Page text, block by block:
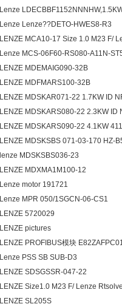
Lenze
Lenze Lenze??DETO-HWES8-R3
LENZE MCA10-17 Size 1.0 M23 F/
Lenze MCS-06F60-RS080-A11N-
LENZE MDEMAIG090-32B
LENZE MDFMARS100-32B
LENZE MDSKAR071-22 1.7KW ID
LENZE MDSKARS080-22 2.3KW
LENZE MDSKARS090-22 4.1KW
LENZE MDSKSBS 071-03-170 HZ-
lenze MDSKSBS036-23
LENZE MDXMA1M100-12
Lenze motor 191721
Lenze MPR 050/1SGCN-06-CS1
LENZE 5720029
LENZE pictures
LENZE PROFIBUS模块
Lenze PSS SB SUB-D3
LENZE SDSGSSR-047-22
LENZE Size1.0 M23 F/ Lenze
LENZE SL205S